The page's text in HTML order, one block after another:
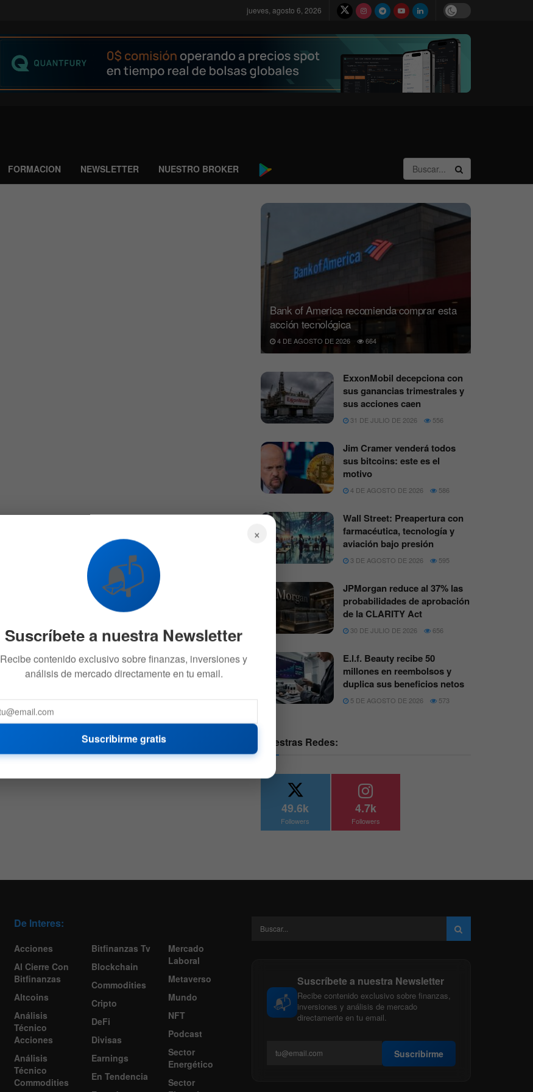
jueves, agosto 6, 2026
FORMACION NEWSLETTER NUESTRO BROKER
Bank of America recomienda comprar esta
acción tecnológica
4 DE AGOSTO DE 2026 664
ExxonMobil decepciona con
sus ganancias trimestrales y
sus acciones caen
31 DE JULIO DE 2026 556
Jim Cramer venderá todos
sus bitcoins: este es el
motivo
4 DE AGOSTO DE 2026 586
Wall Street: Preapertura con
farmacéutica, tecnología y
aviación bajo presión
3 DE AGOSTO DE 2026 595
JPMorgan reduce al 37% las
probabilidades de aprobación
de la CLARITY Act
30 DE JULIO DE 2026 656
E.l.f. Beauty recibe 50
millones en reembolsos y
duplica sus beneficios netos
5 DE AGOSTO DE 2026 573
Nuestras Redes:
49.6k
Followers
4.7k
Followers
De Interes:
Acciones
Al Cierre Con
Bitfinanzas
Altcoins
Análisis
Técnico
Acciones
Análisis
Técnico
Commodities
Bitfinanzas Tv
Blockchain
Commodities
Cripto
DeFi
Divisas
Earnings
En Tendencia
Mercado
Laboral
Metaverso
Mundo
NFT
Podcast
Sector
Energético
Sector
📬
Suscríbete a nuestra Newsletter
Recibe contenido exclusivo sobre finanzas,
inversiones y análisis de mercado
directamente en tu email.
Suscribirme
×
📬
Suscríbete a nuestra Newsletter
Recibe contenido exclusivo sobre finanzas, inversiones y
análisis de mercado directamente en tu email.
Suscribirme gratis